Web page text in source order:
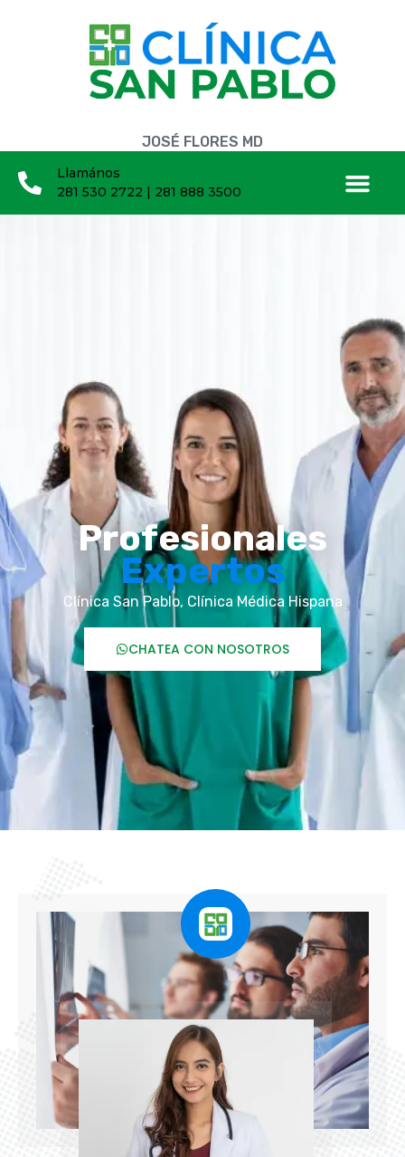
JOSÉ FLORES MD
Llamános
281 530 2722 | 281 888 3500
Profesionales
Expertos
Clínica San Pablo, Clínica Médica Hispana
CHATEA CON NOSOTROS